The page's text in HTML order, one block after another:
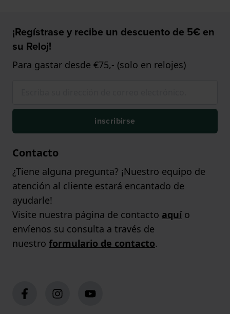
¡Regístrase y recibe un descuento de 5€ en
su Reloj!
Para gastar desde €75,- (solo en relojes)
inscribirse
Contacto
¿Tiene alguna pregunta? ¡Nuestro equipo de
atención al cliente estará encantado de
ayudarle!
Visite nuestra página de contacto aquío
envíenos su consulta a través de
nuestro formulario de contacto.